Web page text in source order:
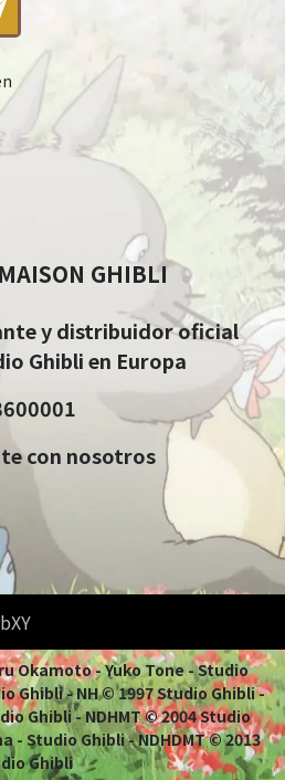
MAISON GHIBLI
y distribuidor oficial
Ghibli en Europa
con nosotros
Okamoto - Yuko Tone - Studio
Ghibli - NH © 1997 Studio Ghibli -
Ghibli - NDHMT © 2004 Studio
- Studio Ghibli - NDHDMT © 2013
Ghibli